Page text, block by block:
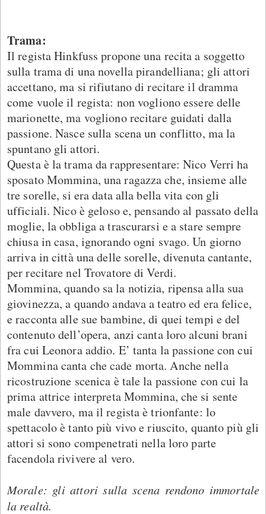
Trama:
Il regista Hinkfuss propone una recita a soggetto
sulla trama di una novella pirandelliana; gli attori
accettano, ma si rifiutano di recitare il dramma
come vuole il regista: non vogliono essere delle
marionette, ma vogliono recitare guidati dalla
passione. Nasce sulla scena un conflitto, ma la
spuntano gli attori.
Questa è la trama da rappresentare: Nico Verri ha
sposato Mommina, una ragazza che, insieme alle
tre sorelle, si era data alla bella vita con gli
ufficiali. Nico è geloso e, pensando al passato della
moglie, la obbliga a trascurarsi e a stare sempre
chiusa in casa, ignorando ogni svago. Un giorno
arriva in città una delle sorelle, divenuta cantante,
per recitare nel Trovatore di Verdi.
Mommina, quando sa la notizia, ripensa alla sua
giovinezza, a quando andava a teatro ed era felice,
e racconta alle sue bambine, di quei tempi e del
contenuto dell’opera, anzi canta loro alcuni brani
fra cui Leonora addio. E’ tanta la passione con cui
Mommina canta che cade morta. Anche nella
ricostruzione scenica è tale la passione con cui la
prima attrice interpreta Mommina, che si sente
male davvero, ma il regista è trionfante: lo
spettacolo è tanto più vivo e riuscito, quanto più gli
attori si sono compenetrati nella loro parte
facendola rivivere al vero.
Morale: gli attori sulla scena rendono immortale
la realtà.